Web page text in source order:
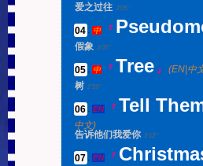
爱之过往 3'05''
04 . 中 『
假象 3'05''
05 . 中 『 Tree 』
(EN|中
树 2'59''
06 . EN 『 Tell
中文)
告诉他们我爱你 3'12''
07 . EN 『